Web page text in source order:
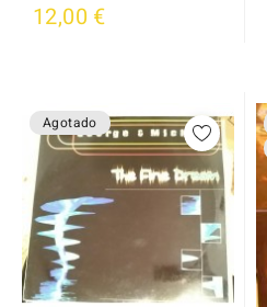
12,00 €
Agotado